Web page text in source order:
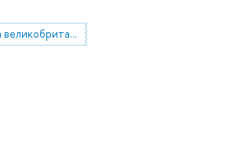
экономика великобритании